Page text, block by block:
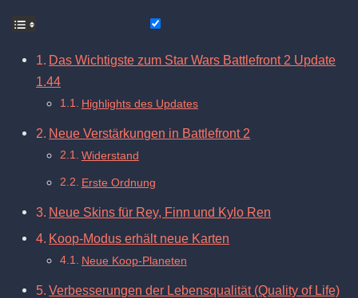
Das Wichtigste zum Star Wars Battlefront 2 Update
1.44
Highlights des Updates
Neue Verstärkungen in Battlefront 2
Widerstand
Erste Ordnung
Neue Skins für Rey, Finn und Kylo Ren
Koop-Modus erhält neue Karten
Neue Koop-Planeten
Verbesserungen der Lebensqualität (Quality of Life)